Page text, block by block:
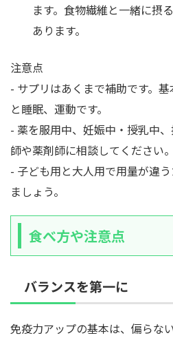
ます。食物繊維と一緒に摂
あります。
注意点
- サプリはあくまで補助です。
と睡眠、運動です。
- 薬を服用中、妊娠中・授乳中
師や薬剤師に相談してください。
- 子ども用と大人用で用量が違
ましょう。
食べ方や注意点
バランスを第一に
免疫力アップの基本は、偏らな